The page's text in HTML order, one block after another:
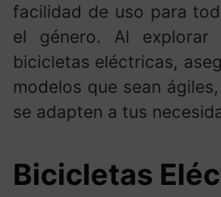
facilidad de uso para
el género. Al
bicicletas eléctricas,
modelos que sean
se adapten a tus
Bicicletas